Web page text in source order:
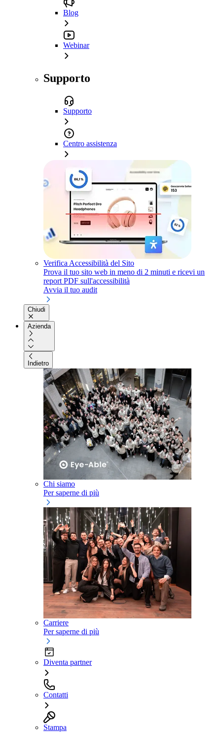
Blog
Webinar
Supporto
Supporto
Centro assistenza
Verifica Accessibilità del Sito
Prova il tuo sito web in meno di 2 minuti e ricevi un
report PDF sull'accessibilità
Avvia il tuo audit
Chiudi
Azienda
Indietro
Chi siamo
Per saperne di più
Carriere
Per saperne di più
Diventa partner
Contatti
Stampa